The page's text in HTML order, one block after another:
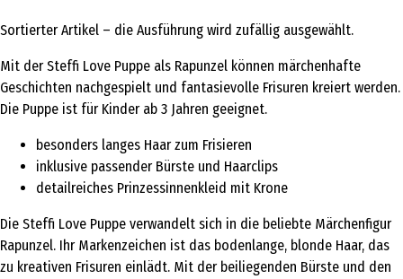
Sortierter Artikel – die Ausführung wird zufällig ausgewählt.
Mit der Steffi Love Puppe als Rapunzel können märchenhafte
Geschichten nachgespielt und fantasievolle Frisuren kreiert werden.
Die Puppe ist für Kinder ab 3 Jahren geeignet.
besonders langes Haar zum Frisieren
inklusive passender Bürste und Haarclips
detailreiches Prinzessinnenkleid mit Krone
Die Steffi Love Puppe verwandelt sich in die beliebte Märchenfigur
Rapunzel. Ihr Markenzeichen ist das bodenlange, blonde Haar, das
zu kreativen Frisuren einlädt. Mit der beiliegenden Bürste und den